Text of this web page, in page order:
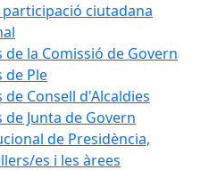
ciutadana
de la Comissió de Govern
de Ple
Consell d'Alcaldies
Junta de Govern
de Presidència,
es i les àrees